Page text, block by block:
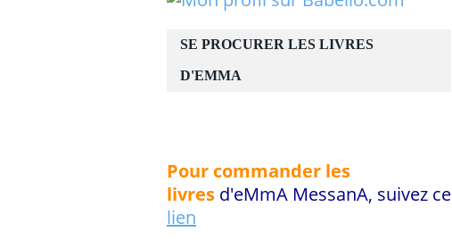
SE PROCURER LES LIVRES
D'EMMA
Pour commander les
livres d'eMmA MessanA, suivez ce
lien